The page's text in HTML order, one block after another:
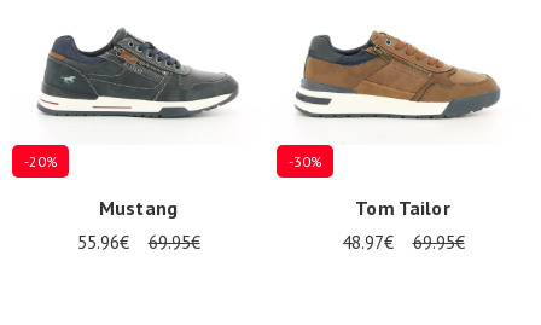
-20%
Mustang
55.96€ 69.95€
-30%
Tom Tailor
48.97€ 69.95€